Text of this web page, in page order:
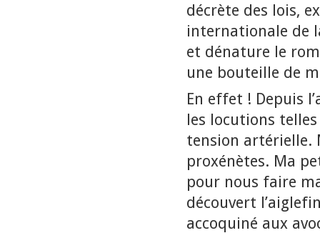
décrète des lois,
internationale de
et dénature le
une bouteille de
En effet ! Depuis
les locutions
tension artérielle.
proxénètes. Ma
pour nous faire
découvert
accoquiné aux